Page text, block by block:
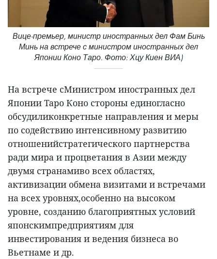
Вице-премьер, министр иностранных дел Фам Бинь
Минь на встрече с министром иностранных дел
Японии Коно Таро. Фото: Хцу Киен ВИА)
На встрече сМинистром иностранных дел
Японии Таро Коно стороны единогласно
обсудиликонкретные направления и меры
по содействию интенсивному развитию
отношенийстратегического партнерства
ради мира и процветания в Азии между
двумя странамиво всех областях,
активизации обмена визитами и встречами
на всех уровнях,особенно на высоком
уровне, созданию благоприятных условий
японскимпредприятиям для
инвестирования и ведения бизнеса во
Вьетнаме и др.